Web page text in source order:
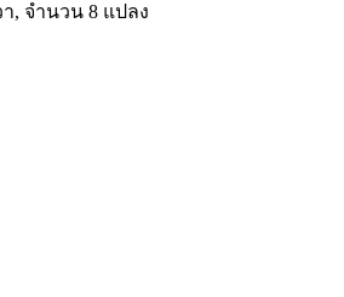
า, จำนวน 8 แปลง